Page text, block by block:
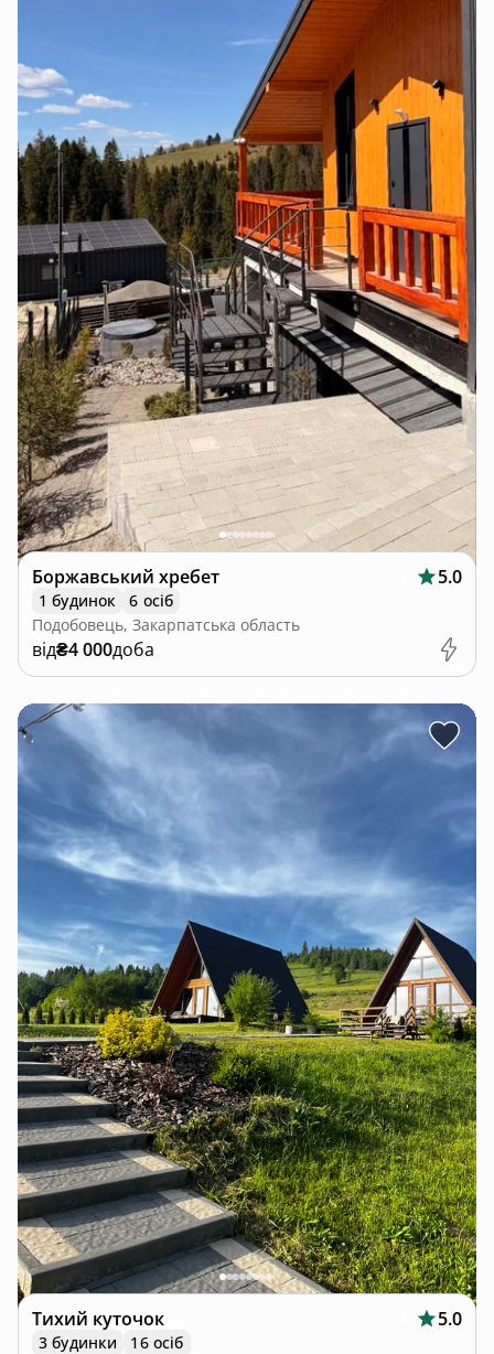
Боржавський хребет 5.0
1 будинок
6 осіб
Подобовець, Закарпатська область
від₴4 000доба
Тихий куточок 5.0
3 будинки
16 осіб